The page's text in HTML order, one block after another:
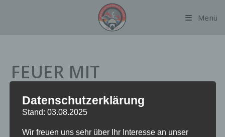
Menü
FEUER MIT
GEFAHRSTOFFEN
Datum:1. August 2023 um 16:20 Uhr
Datenschutzerklärung
Stand: 03.08.2025
Wir freuen uns sehr über Ihr Interesse an unser